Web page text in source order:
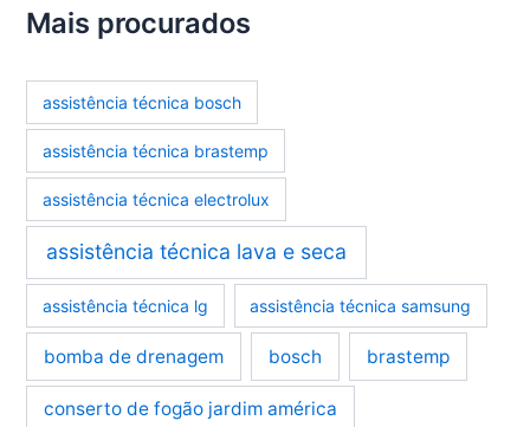
Mais procurados
assistência técnica bosch
assistência técnica brastemp
assistência técnica electrolux
assistência técnica lava e seca
assistência técnica lg assistência técnica samsung
bomba de drenagem bosch brastemp
conserto de fogão jardim américa